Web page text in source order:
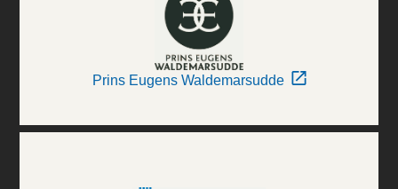
Prins Eugens Waldemarsudde